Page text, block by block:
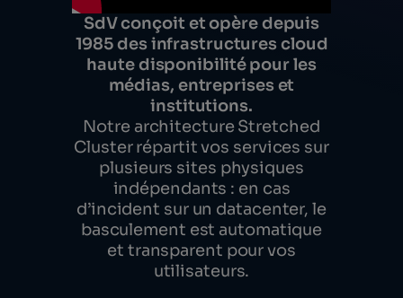
SdV conçoit et opère depuis
1985 des infrastructures cloud
haute disponibilité pour les
médias, entreprises et
institutions.
Notre architecture Stretched
Cluster répartit vos services sur
plusieurs sites physiques
indépendants : en cas
d’incident sur un datacenter, le
basculement est automatique
et transparent pour vos
utilisateurs.